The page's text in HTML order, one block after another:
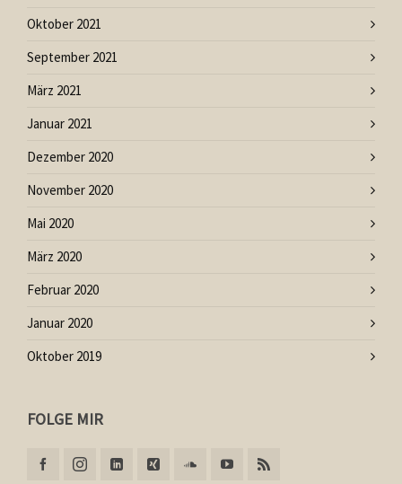
Oktober 2021
September 2021
März 2021
Januar 2021
Dezember 2020
November 2020
Mai 2020
März 2020
Februar 2020
Januar 2020
Oktober 2019
FOLGE MIR